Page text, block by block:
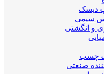
دیسک
سیمی
و انگشتی
چسب
صنعتی